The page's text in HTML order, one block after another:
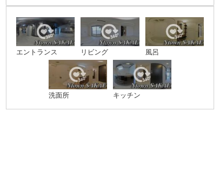
エントランス リビング 風呂
洗面所 キッチン